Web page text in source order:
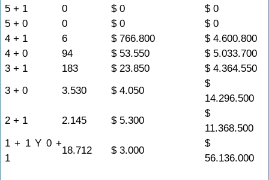
5 + 1
0 $ 0
$ 0
5 + 0
0 $ 0
$ 0
4 + 1
6 $ 766.800
$ 4.600.800
4 + 0
94 $ 53.550
$ 5.033.700
3 + 1
183 $ 23.850
$ 4.364.550
3 + 0
3.530 $ 4.050
$
14.296.500
2 + 1
2.145 $ 5.300
$
11.368.500
1 + 1 Y 0 +
1
18.712 $ 3.000
$
56.136.000